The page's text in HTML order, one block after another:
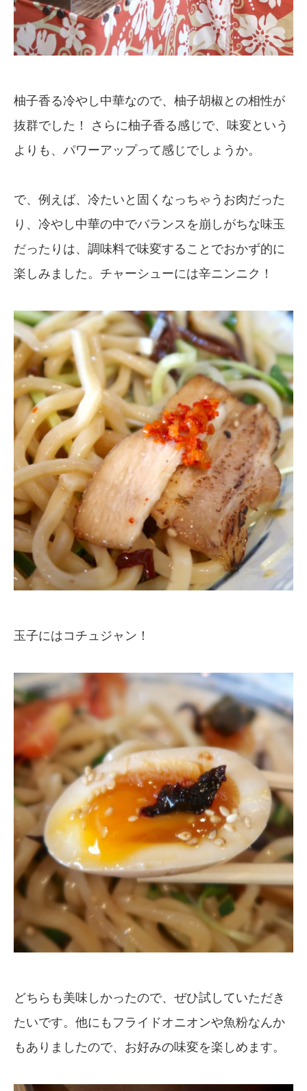
柚子香る冷やし中華なので、柚子胡椒との相性が
抜群でした！ さらに柚子香る感じで、味変という
よりも、パワーアップって感じでしょうか。
で、例えば、冷たいと固くなっちゃうお肉だった
り、冷やし中華の中でバランスを崩しがちな味玉
だったりは、調味料で味変することでおかず的に
楽しみました。チャーシューには辛ニンニク！
玉子にはコチュジャン！
どちらも美味しかったので、ぜひ試していただき
たいです。他にもフライドオニオンや魚粉なんか
もありましたので、お好みの味変を楽しめます。